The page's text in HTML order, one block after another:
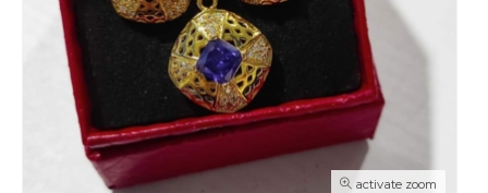
activate zoom